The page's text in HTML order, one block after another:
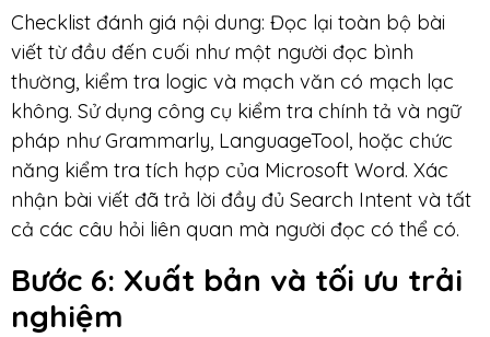
Checklist đánh giá nội dung: Đọc lại toàn bộ bài
viết từ đầu đến cuối như một người đọc bình
thường, kiểm tra logic và mạch văn có mạch lạc
không. Sử dụng công cụ kiểm tra chính tả và ngữ
pháp như Grammarly, LanguageTool, hoặc chức
năng kiểm tra tích hợp của Microsoft Word. Xác
nhận bài viết đã trả lời đầy đủ Search Intent và tất
cả các câu hỏi liên quan mà người đọc có thể có.
Bước 6: Xuất bản và tối ưu trải
nghiệm